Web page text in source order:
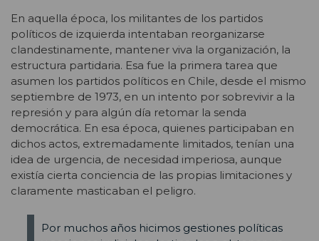
En aquella época, los militantes de los partidos
políticos de izquierda intentaban reorganizarse
clandestinamente, mantener viva la organización, la
estructura partidaria. Esa fue la primera tarea que
asumen los partidos políticos en Chile, desde el mismo
septiembre de 1973, en un intento por sobrevivir a la
represión y para algún día retomar la senda
democrática. En esa época, quienes participaban en
dichos actos, extremadamente limitados, tenían una
idea de urgencia, de necesidad imperiosa, aunque
existía cierta conciencia de las propias limitaciones y
claramente masticaban el peligro.
Por muchos años hicimos gestiones políticas